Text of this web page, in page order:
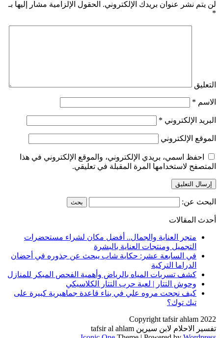
لن يتم نشر عنوان بريدك الإلكتروني. الحقول الإلزامية مشار إليها بـ
*
التعليق
الاسم *
البريد الإلكتروني *
الموقع الإلكتروني
احفظ اسمي، بريدي الإلكتروني، والموقع الإلكتروني في هذا
المتصفح لاستخدامها المرة المقبلة في تعليقي.
البحث عن:
أحدث المقالات
متجر العناية والجمال.. أفضل مكان لشراء مستحضرات
التجميل ومنتجات العناية بالبشرة
في السابعة عشر: حكاية شاب يبحث عن جذوره في أحضان
الدراما التركية
كشف تسربات المياه بالرياض وأهمية الفحص المبكر للمنازل
وحوش التتار | لعبة حرب التتار الكلاسيكي
كيف نجحت مروه علي في بناء قاعدة جماهيرية كبيرة على
تيك توك؟
Copyright tafsir ahlam 2022
تفسير الاحلام لابن سيرين tafsir al ahlam